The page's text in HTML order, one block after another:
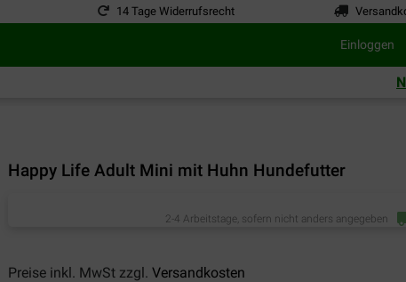
14 Tage Widerrufsrecht
Einloggen
Happy Life Adult Mini mit Huhn Hundefutter
2-4 Arbeitstage, sofern nicht anders angegeben
Preise inkl. MwSt zzgl. Versandkosten